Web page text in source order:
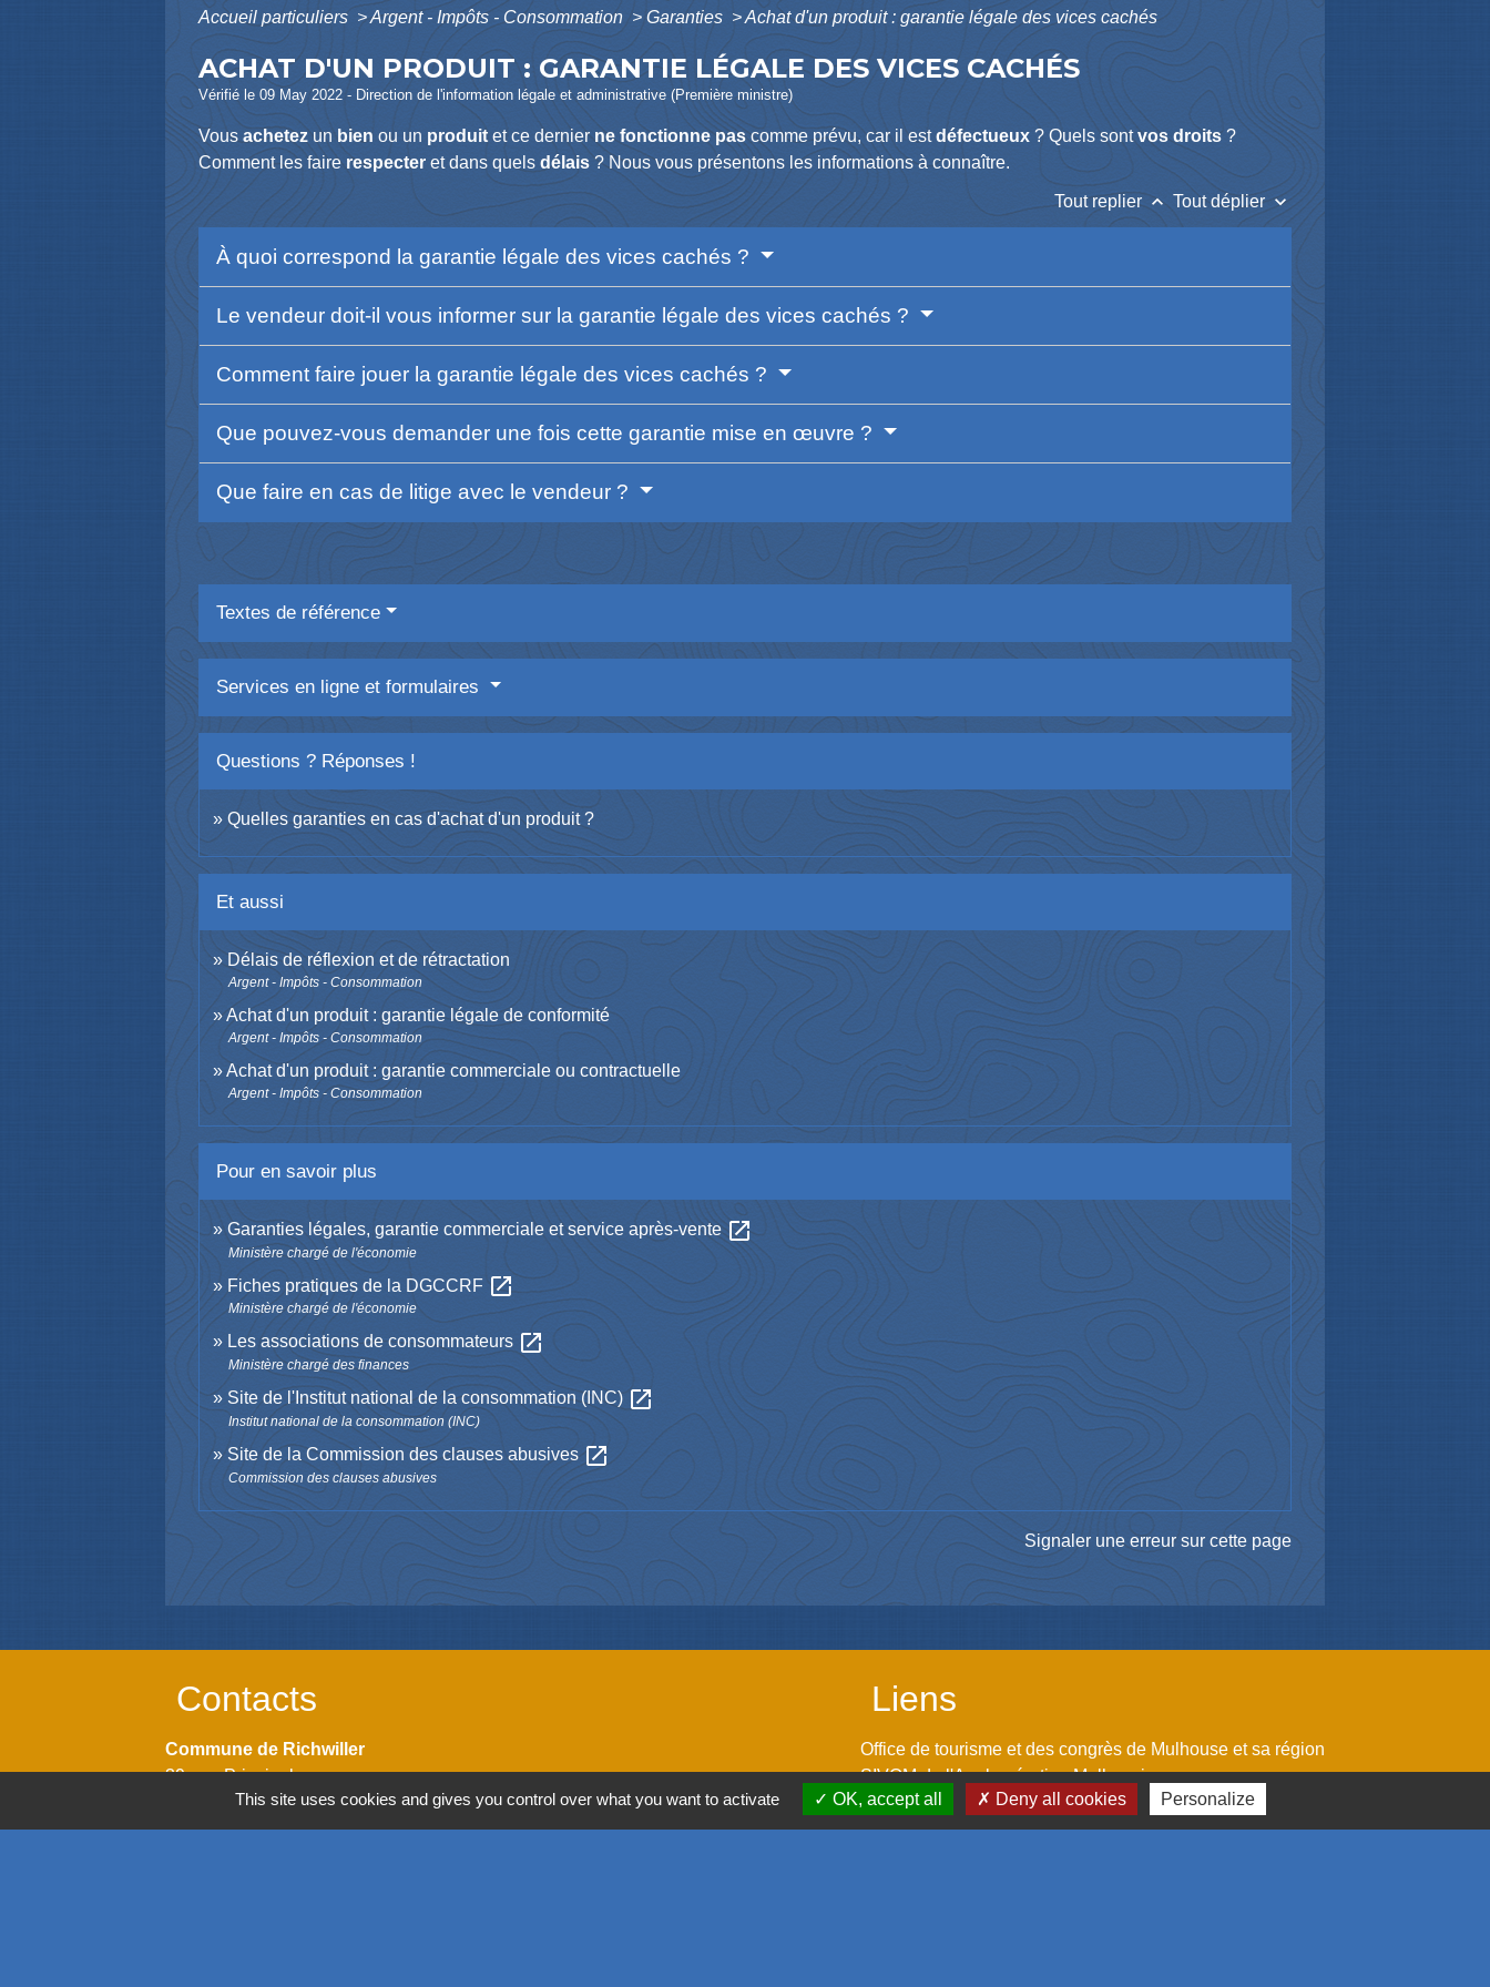
Accueil particuliers >Argent - Impôts - Consommation > Garanties > Achat d'un produit : garantie légale des vices cachés
ACHAT D'UN PRODUIT : GARANTIE LÉGALE DES VICES CACHÉS
Vérifié le 09 May 2022 - Direction de l'information légale et administrative (Première ministre)
Vousachetez un bien ou un produit et ce dernierne fonctionne pascomme prévu, car il estdéfectueux ? Quels sontvos droits?
Comment les fairerespecter et dans quelsdélais ? Nous vous présentons les informations à connaître.
Tout replierkeyboard_arrow_up Tout déplierkeyboard_arrow_down
À quoi correspond la garantie légale des vices cachés ?
Le vendeur doit-il vous informer sur la garantie légale des vices cachés ?
Comment faire jouer la garantie légale des vices cachés ?
Que pouvez-vous demander une fois cette garantie mise en œuvre ?
Que faire en cas de litige avec le vendeur ?
Textes de référence
Services en ligne et formulaires
Questions ? Réponses !
Quelles garanties en cas d'achat d'un produit ?
Et aussi
Délais de réflexion et de rétractation
Argent - Impôts - Consommation
Achat d'un produit : garantie légale de conformité
Argent - Impôts - Consommation
Achat d'un produit : garantie commerciale ou contractuelle
Argent - Impôts - Consommation
Pour en savoir plus
Garanties légales, garantie commerciale et service après-venteopen_in_new
Ministère chargé de l'économie
Fiches pratiques de la DGCCRF open_in_new
Ministère chargé de l'économie
Les associations de consommateurs open_in_new
Ministère chargé des finances
Site de l'Institut national de la consommation (INC) open_in_new
Institut national de la consommation (INC)
Site de la Commission des clauses abusivesopen_in_new
Commission des clauses abusives
Signaler une erreur sur cette page
Contacts
Commune de Richwiller
39, rue Principale
68120 Richwiller - FRANCE
+33 3 89 53 54 44
Liens
Office de tourisme et des congrès de Mulhouse et sa région
SIVOM de l'Agglomération Mulhousienne
Déplacement vers l'emploi
M2A
This site uses cookies and gives you control over what you want to activate OK, accept all Deny all cookies Personalize